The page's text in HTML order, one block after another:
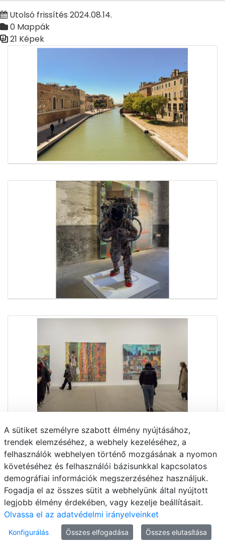
Utolsó frissítés 2024.08.14.
0 Mappák
21 Képek
A sütiket személyre szabott élmény nyújtásához,
trendek elemzéséhez, a webhely kezeléséhez, a
felhasználók webhelyen történő mozgásának a nyomon
követéséhez és felhasználói bázisunkkal kapcsolatos
demográfiai információk megszerzéséhez használjuk.
Fogadja el az összes sütit a webhelyünk által nyújtott
legjobb élmény érdekében, vagy kezelje beállításait.
Olvassa el az adatvédelmi irányelveinket
Konfigurálás Összes elfogadása Összes elutasítása